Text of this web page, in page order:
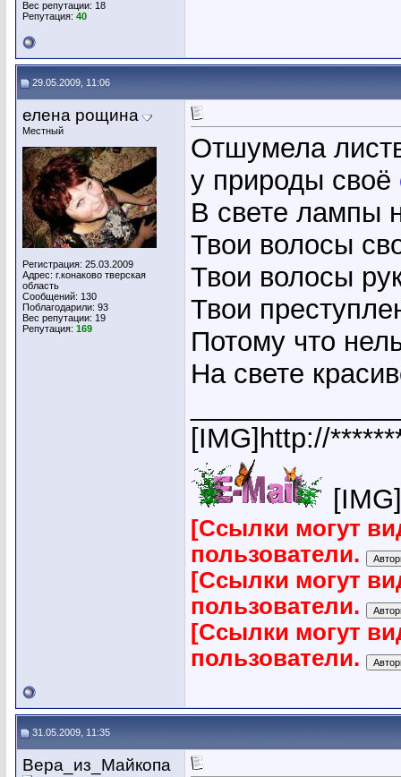
Вес репутации: 18
Репутация: 40
29.05.2009, 11:06
елена рощина
Местный
Регистрация: 25.03.2009
Адрес: г.конаково тверская
область
Сообщений: 130
Поблагодарили: 93
Вес репутации: 19
Репутация: 169
Отшумела
у природы своё
В свете лампы
Твои волосы
Твои волосы
Твои
Потому что
На свете
[IMG]http://
[Ссылки могут
пользователи.
[Ссылки могут
пользователи.
[Ссылки могут
пользователи.
31.05.2009, 11:35
Вера_из_Майкопа